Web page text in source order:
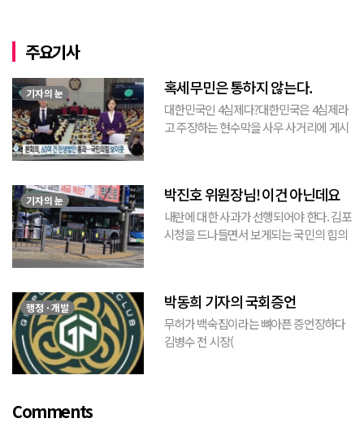
주요기사
기자의 눈 혹세무민은 통하지 않는다.
대한민국인 4심제다?대한민국은 4심제라
고 주장하는 현수막을 사우 사거리에 게시
민(惑...
기자의 눈 박진호 위원장님! 이건 아닌데요
내란에 대한 사과가 선행되어야 한다. 김포
시청을 드나들면서 보게되는 국민의 힘의
이 하...
행정 · 개발 박동희 기자의 국회증언
무허가 백숙집이라는 뼈아픈 증언장하다
김병수 전 시장(
Comments